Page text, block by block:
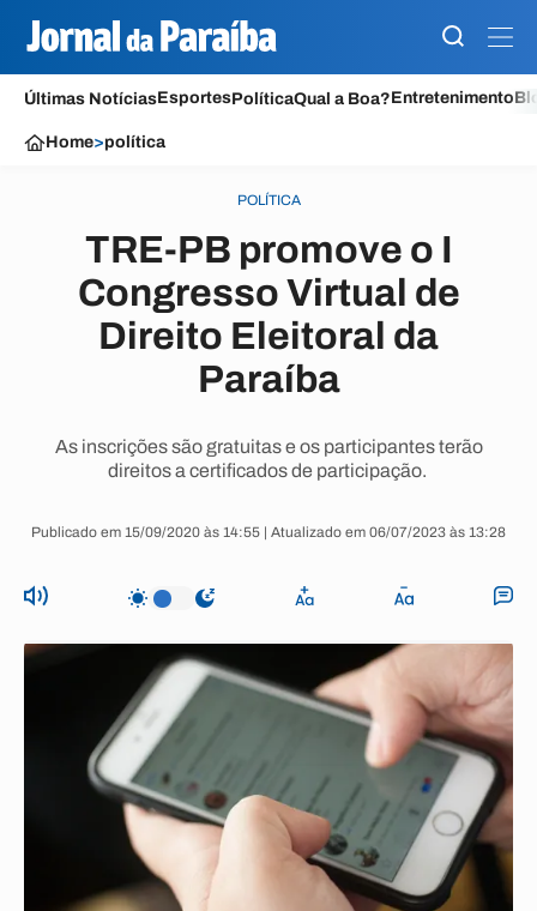
Últimas NotíciasEsportesPolíticaQual a Boa?Entretenimento
Home>política
POLÍTICA
TRE-PB promove o I
Congresso Virtual de
Direito Eleitoral da
Paraíba
As inscrições são gratuitas e os participantes terão
direitos a certificados de participação.
Publicado em 15/09/2020 às 14:55 | Atualizado em 06/07/2023 às 13:28